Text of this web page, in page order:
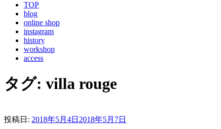
TOP
blog
online shop
instagram
history
workshop
access
タグ: villa rouge
投稿日: 2018年5月4日 2018年5月7日